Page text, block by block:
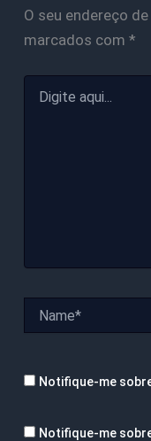
O seu endereço
marcados com *
aqui...
Notifique-me
Notifique-me